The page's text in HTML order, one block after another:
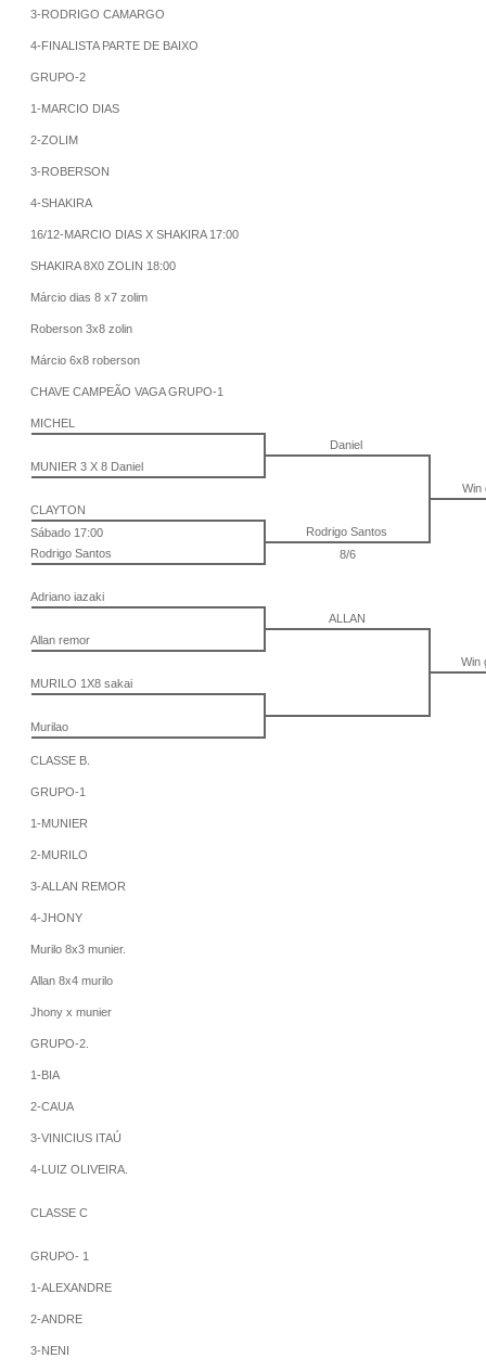
3-RODRIGO CAMARGO
4-FINALISTA PARTE DE BAIXO
GRUPO-2
1-MARCIO DIAS
2-ZOLIM
3-ROBERSON
4-SHAKIRA
16/12-MARCIO DIAS X SHAKIRA 17:00
SHAKIRA 8X0 ZOLIN 18:00
Márcio dias 8 x7 zolim
Roberson 3x8 zolin
Márcio 6x8 roberson
CHAVE CAMPEÃO VAGA GRUPO-1
MICHEL
Daniel
MUNIER 3 X 8 Daniel
Win
CLAYTON
Sábado 17:00
Rodrigo Santos
Rodrigo Santos
8/6
Adriano iazaki
ALLAN
Allan remor
Win
MURILO 1X8 sakai
Murilao
CLASSE B.
GRUPO-1
1-MUNIER
2-MURILO
3-ALLAN REMOR
4-JHONY
Murilo 8x3 munier.
Allan 8x4 murilo
Jhony x munier
GRUPO-2.
1-BIA
2-CAUA
3-VINICIUS ITAÚ
4-LUIZ OLIVEIRA.
CLASSE C
GRUPO- 1
1-ALEXANDRE
2-ANDRE
3-NENI